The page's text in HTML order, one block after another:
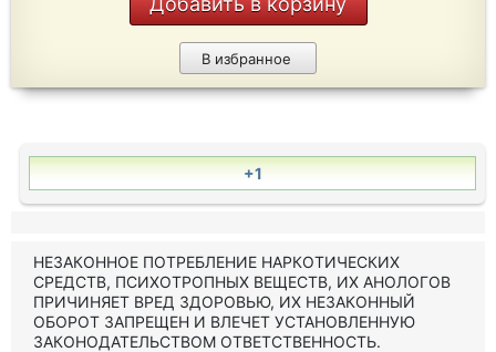
В избранное
+1
НЕЗАКОННОЕ ПОТРЕБЛЕНИЕ НАРКОТИЧЕСКИХ
СРЕДСТВ, ПСИХОТРОПНЫХ ВЕЩЕСТВ, ИХ АНОЛОГОВ
ПРИЧИНЯЕТ ВРЕД ЗДОРОВЬЮ, ИХ НЕЗАКОННЫЙ
ОБОРОТ ЗАПРЕЩЕН И ВЛЕЧЕТ УСТАНОВЛЕННУЮ
ЗАКОНОДАТЕЛЬСТВОМ ОТВЕТСТВЕННОСТЬ.